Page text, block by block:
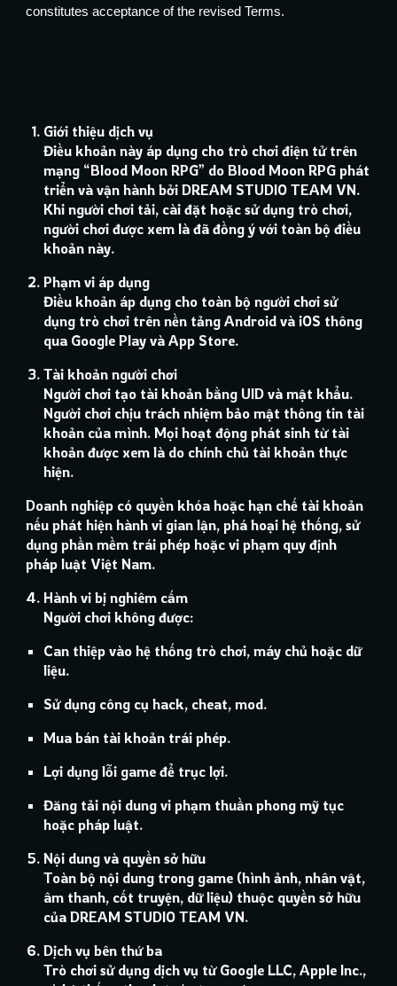
constitutes acceptance of the revised Terms.
Giới thiệu dịch vụ
Điều khoản này áp dụng cho trò chơi điện tử trên
mạng “Blood Moon RPG” do Blood Moon RPG phát
triển và vận hành bởi DREAM STUDIO TEAM VN.
Khi người chơi tải, cài đặt hoặc sử dụng trò chơi,
người chơi được xem là đã đồng ý với toàn bộ điều
khoản này.
Phạm vi áp dụng
Điều khoản áp dụng cho toàn bộ người chơi sử
dụng trò chơi trên nền tảng Android và iOS thông
qua Google Play và App Store.
Tài khoản người chơi
Người chơi tạo tài khoản bằng UID và mật khẩu.
Người chơi chịu trách nhiệm bảo mật thông tin tài
khoản của mình. Mọi hoạt động phát sinh từ tài
khoản được xem là do chính chủ tài khoản thực
hiện.
Doanh nghiệp có quyền khóa hoặc hạn chế tài khoản
nếu phát hiện hành vi gian lận, phá hoại hệ thống, sử
dụng phần mềm trái phép hoặc vi phạm quy định
pháp luật Việt Nam.
Hành vi bị nghiêm cấm
Người chơi không được:
Can thiệp vào hệ thống trò chơi, máy chủ hoặc dữ
liệu.
Sử dụng công cụ hack, cheat, mod.
Mua bán tài khoản trái phép.
Lợi dụng lỗi game để trục lợi.
Đăng tải nội dung vi phạm thuần phong mỹ tục
hoặc pháp luật.
Nội dung và quyền sở hữu
Toàn bộ nội dung trong game (hình ảnh, nhân vật,
âm thanh, cốt truyện, dữ liệu) thuộc quyền sở hữu
của DREAM STUDIO TEAM VN.
Dịch vụ bên thứ ba
Trò chơi sử dụng dịch vụ từ Google LLC, Apple Inc.,